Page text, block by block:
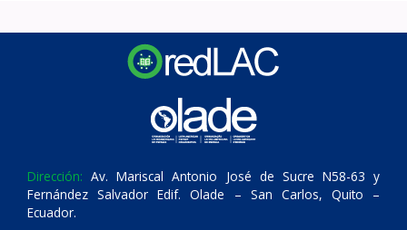
Dirección: Av. Mariscal Antonio José de Sucre N58-63 y
Fernández Salvador Edif. Olade – San Carlos, Quito –
Ecuador.